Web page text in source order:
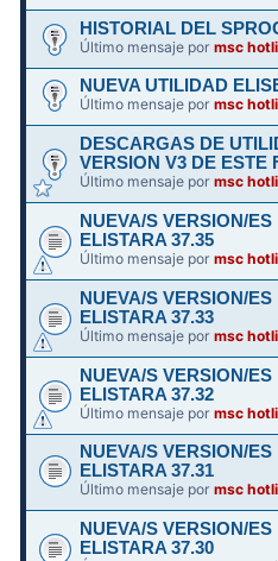
HISTORIAL DEL
Último mensaje pormsc
NUEVA UTILIDAD
Último mensaje pormsc
DESCARGAS DE
VERSION V3 DE ESTE
Último mensaje pormsc
NUEVA/S VERSION/
ELISTARA 37.35
Último mensaje pormsc
NUEVA/S VERSION/
ELISTARA 37.33
Último mensaje pormsc
NUEVA/S VERSION/
ELISTARA 37.32
Último mensaje pormsc
NUEVA/S VERSION/
ELISTARA 37.31
Último mensaje pormsc
NUEVA/S VERSION/
ELISTARA 37.30